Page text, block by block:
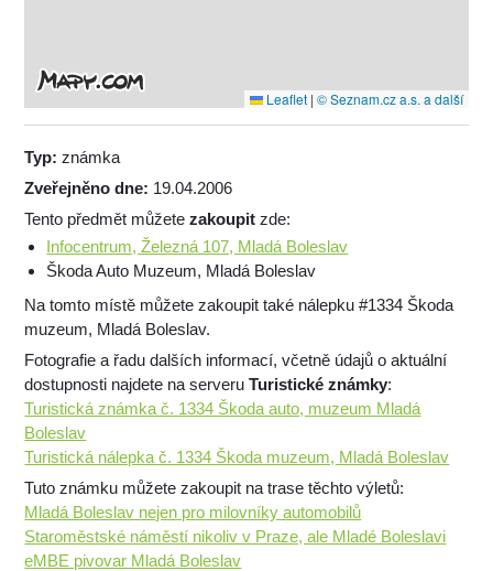
Leaflet | © Seznam.cz a.s. a další
Typ:známka
Zveřejněno dne: 19.04.2006
Tento předmět můžetezakoupit zde:
Infocentrum, Železná 107, Mladá Boleslav
Škoda Auto Muzeum, Mladá Boleslav
Na tomto místě můžete zakoupit také nálepku #1334 Škoda
muzeum, Mladá Boleslav.
Fotografie a řadu dalších informací, včetně údajů o aktuální
dostupnosti najdete na serveruTuristické známky:
Turistická známka č. 1334 Škoda auto, muzeum Mladá
Boleslav
Turistická nálepka č. 1334 Škoda muzeum, Mladá Boleslav
Tuto známku můžete zakoupit na trase těchto výletů:
Mladá Boleslav nejen pro milovníky automobilů
Staroměstské náměstí nikoliv v Praze, ale Mladé Boleslavi
eMBE pivovar Mladá Boleslav